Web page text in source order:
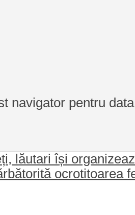
navigator pentru
lăutari își
ocrotitoarea